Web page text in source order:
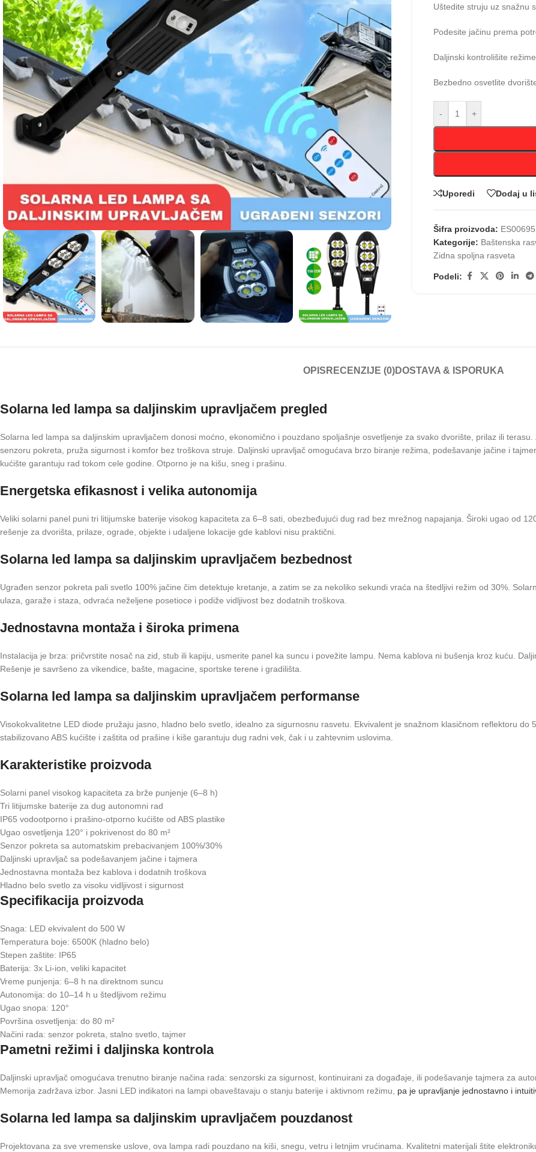
Uštedite struju uz snažnu
Podesite jačinu prema
Daljinski kontrolišite
Bezbedno osvetlite
- +
Uporedi Dodaj u
Šifra proizvoda: ES00695
Kategorije: Baštenska
Zidna spoljna rasveta
Podeli:
OPIS RECENZIJE (0)DOSTAVA & ISPORUKA
Solarna led lampa sa daljinskim upravljačem pregled
Solarna led lampa sa daljinskim upravljačem donosi moćno, ekonomično i pouzdano spoljašnje osvetljenje za svako dvorište, prilaz ili
senzoru pokreta, pruža sigurnost i komfor bez troškova struje. Daljinski upravljač omogućava brzo biranje režima, podešavanje jačine i
kućište garantuju rad tokom cele godine. Otporno je na kišu, sneg i prašinu.
Energetska efikasnost i velika autonomija
Veliki solarni panel puni tri litijumske baterije visokog kapaciteta za 6–8 sati, obezbeđujući dug rad bez mrežnog napajanja. Široki ugao od
rešenje za dvorišta, prilaze, ograde, objekte i udaljene lokacije gde kablovi nisu praktični.
Solarna led lampa sa daljinskim upravljačem bezbednost
Ugrađen senzor pokreta pali svetlo 100% jačine čim detektuje kretanje, a zatim se za nekoliko sekundi vraća na štedljivi režim od 30%.
ulaza, garaže i staza, odvraća neželjene posetioce i podiže vidljivost bez dodatnih troškova.
Jednostavna montaža i široka primena
Instalacija je brza: pričvrstite nosač na zid, stub ili kapiju, usmerite panel ka suncu i povežite lampu. Nema kablova ni bušenja kroz kuću.
Rešenje je savršeno za vikendice, bašte, magacine, sportske terene i gradilišta.
Solarna led lampa sa daljinskim upravljačem performanse
Visokokvalitetne LED diode pružaju jasno, hladno belo svetlo, idealno za sigurnosnu rasvetu. Ekvivalent je snažnom klasičnom reflektoru do
stabilizovano ABS kućište i zaštita od prašine i kiše garantuju dug radni vek, čak i u zahtevnim uslovima.
Karakteristike proizvoda
Solarni panel visokog kapaciteta za brže punjenje (6–8 h)
Tri litijumske baterije za dug autonomni rad
IP65 vodootporno i prašino-otporno kućište od ABS plastike
Ugao osvetljenja 120° i pokrivenost do 80 m²
Senzor pokreta sa automatskim prebacivanjem 100%/30%
Daljinski upravljač sa podešavanjem jačine i tajmera
Jednostavna montaža bez kablova i dodatnih troškova
Hladno belo svetlo za visoku vidljivost i sigurnost
Specifikacija proizvoda
Snaga: LED ekvivalent do 500 W
Temperatura boje: 6500K (hladno belo)
Stepen zaštite: IP65
Baterija: 3x Li-ion, veliki kapacitet
Vreme punjenja: 6–8 h na direktnom suncu
Autonomija: do 10–14 h u štedljivom režimu
Ugao snopa: 120°
Površina osvetljenja: do 80 m²
Načini rada: senzor pokreta, stalno svetlo, tajmer
Pametni režimi i daljinska kontrola
Daljinski upravljač omogućava trenutno biranje načina rada: senzorski za sigurnost, kontinuirani za događaje, ili podešavanje tajmera za
Memorija zadržava izbor. Jasni LED indikatori na lampi obaveštavaju o stanju baterije i aktivnom režimu, pa je upravljanje jednostavno i
Solarna led lampa sa daljinskim upravljačem pouzdanost
Projektovana za sve vremenske uslove, ova lampa radi pouzdano na kiši, snegu, vetru i letnjim vrućinama. Kvalitetni materijali štite